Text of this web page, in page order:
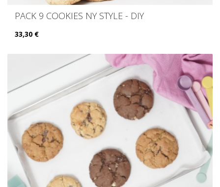
PACK 9 COOKIES NY STYLE - DIY
33,30 €